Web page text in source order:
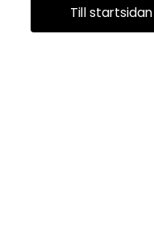
Till startsidan